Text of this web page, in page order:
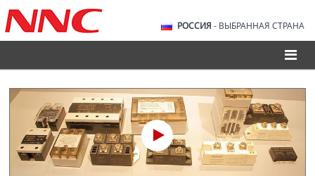
РОССИЯ - ВЫБРАННАЯ СТРАНА